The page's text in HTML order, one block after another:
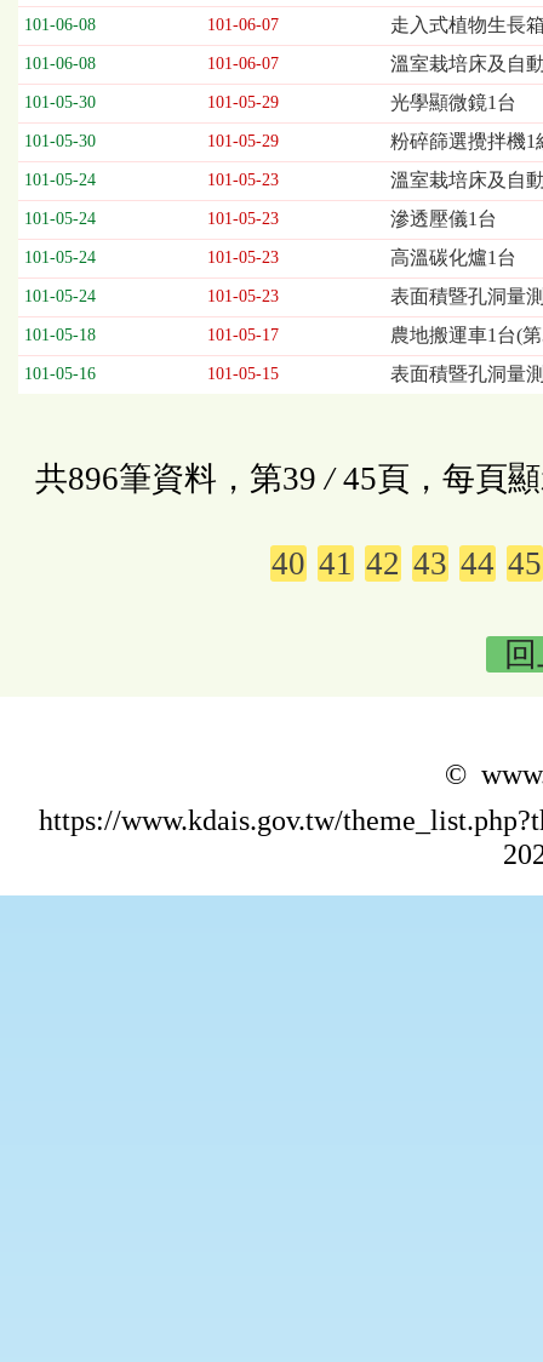
截
標
日
期、
公
告
事
項
101-06-08 101-06-07 走入式植物生長
101-06-08 101-06-07 溫室栽培床及自
101-05-30 101-05-29 光學顯微鏡1台
101-05-30 101-05-29 粉碎篩選攪拌機1
101-05-24 101-05-23 溫室栽培床及自
101-05-24 101-05-23 滲透壓儀1台
101-05-24 101-05-23 高溫碳化爐1台
101-05-24 101-05-23 表面積暨孔洞量
101-05-18 101-05-17 農地搬運車1台(
101-05-16 101-05-15 表面積暨孔洞量
共896筆資料，第39 /45頁，每頁
40 41 42 43 44 45
©
https://www.kdais.gov.tw/